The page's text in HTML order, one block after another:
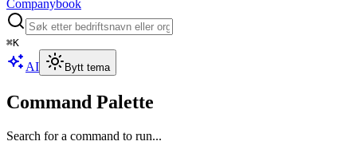
Companybook
⌘K
AI Bytt tema
Command Palette
Search for a command to run...